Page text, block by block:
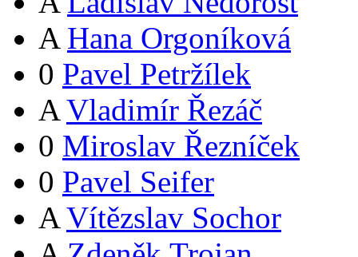
A Hana Orgoníková
0 Pavel Petržílek
A Vladimír Řezáč
0 Miroslav Řezníček
0 Pavel Seifer
A Vítězslav Sochor